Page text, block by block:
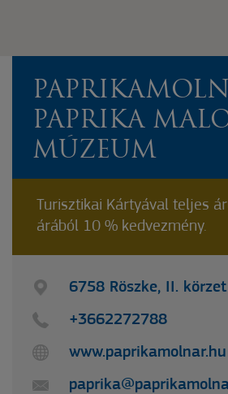
PAPRIKA
MÚZEUM
Turisztikai Kártyával teljes
árából 10 % kedvezmény.
6758 Röszke, II.
+3662272788
www.paprikamolnar.hu